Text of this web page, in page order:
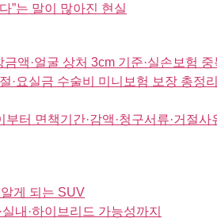
”는 말이 많아진 현실
액·얼굴 상처 3cm 기준·실손보험 중
요실금 수술비 미니보험 보장 총정
터 면책기간·감액·청구서류·거절
게 되는 SUV
내·하이브리드 가능성까지